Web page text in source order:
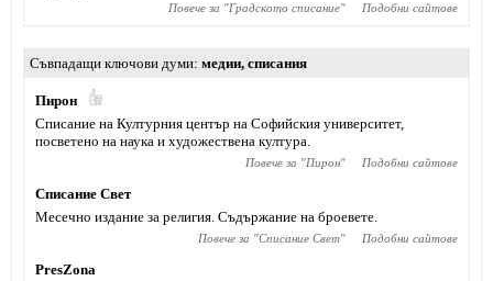
Повече за "Градското списание" Подобни сайтове
Съвпадащи ключови думи медии, списания
Пирон
Списание на Културния център на Софийския университет,
посветено на наука и художествена култура.
Повече за "Пирон" Подобни сайтове
Списание Свет
Месечно издание за религия. Съдържание на броевете.
Повече за "Списание Свет" Подобни сайтове
PresZona